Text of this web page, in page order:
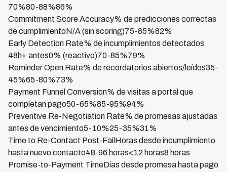
70%80-88%86%
Commitment Score Accuracy% de predicciones correctas
de cumplimientoN/A (sin scoring)75-85%82%
Early Detection Rate% de incumplimientos detectados
48h+ antes0% (reactivo)70-85%79%
Reminder Open Rate% de recordatorios abiertos/leídos35-
45%65-80%73%
Payment Funnel Conversion% de visitas a portal que
completan pago50-65%85-95%94%
Preventive Re-Negotiation Rate% de promesas ajustadas
antes de vencimiento5-10%25-35%31%
Time to Re-Contact Post-FailHoras desde incumplimiento
hasta nuevo contacto48-96 horas<12 horas8 horas
Promise-to-Payment TimeDías desde promesa hasta pago